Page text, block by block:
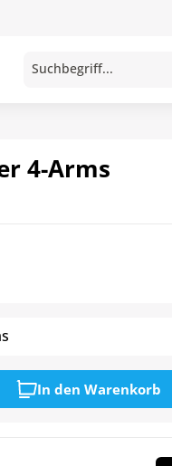
4-Arms
In den Warenkorb